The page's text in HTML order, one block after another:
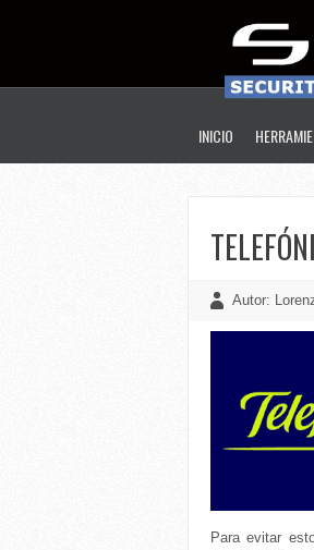
INICIO
Autor:
Para evitar